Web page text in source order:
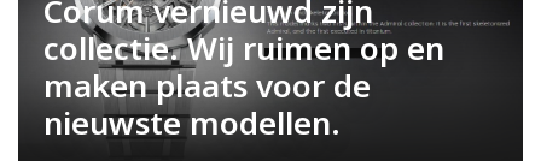
Corum vernieuwd zijn
collectie. Wij ruimen op en
maken plaats voor de
nieuwste modellen.